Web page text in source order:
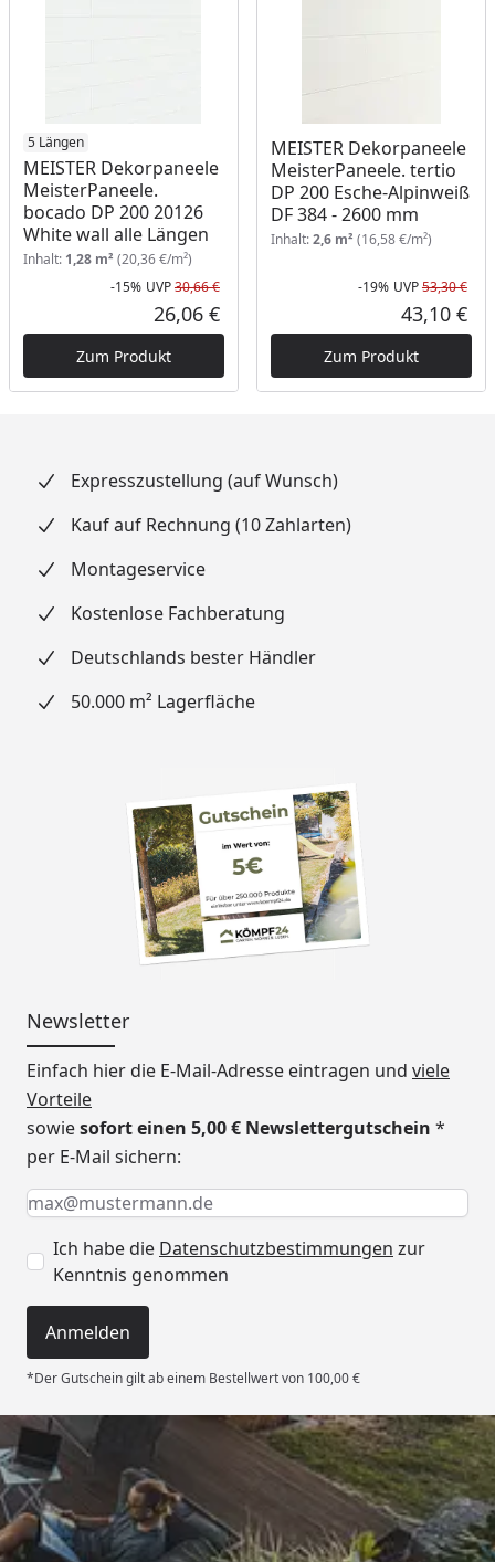
5 Längen
MEISTER Dekorpaneele
MeisterPaneele.
bocado DP 200 20126
White wall alle Längen
Inhalt: 1,28 m² (20,36 €/m²)
Rabatt in Prozent
-15%
Ursprünglicher Preis
UVP30,66 €
Aktueller Preis
26,06 €
Zum Produkt
MEISTER Dekorpaneele
MeisterPaneele. tertio
DP 200 Esche-Alpinweiß
DF 384 - 2600 mm
Inhalt:2,6 m² (16,58 €/m²)
-19% UVP53,30 €
43,10 €
Zum Produkt
Expresszustellung (auf Wunsch)
Kauf auf Rechnung (10 Zahlarten)
Montageservice
Kostenlose Fachberatung
Deutschlands bester Händler
50.000 m² Lagerfläche
Newsletter
Einfach hier die E-Mail-Adresse eintragen und viele
Vorteile
sowiesofort einen 5,00 € Newslettergutschein *
per E-Mail sichern:
Keine Eingabe erforderlich
Eingabe erforderlich
E-Mail *
Ich habe die Datenschutzbestimmungen zur
Kenntnis genommen
Anmelden
*Der Gutschein gilt ab einem Bestellwert von 100,00 €
Trusted Shops
4,93/ 5